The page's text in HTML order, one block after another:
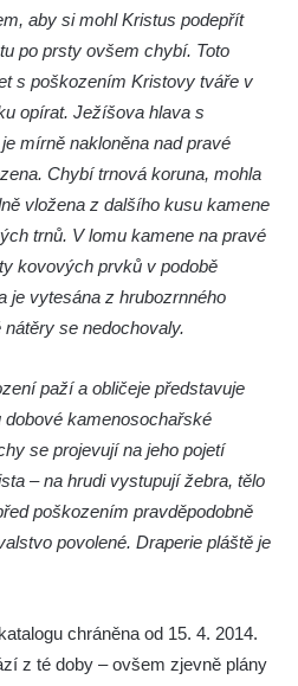
Hluboká
budově záložny
křížem u
v Českých
u
Senovážném
Senovážném
aby si mohl Kristus podepřít
po prsty ovšem chybí. Toto
s poškozením Kristovy tváře v
opírat. Ježíšova hlava s
mírně nakloněna nad pravé
Chybí trnová koruna, mohla
vložena z dalšího kusu kamene
trnů. V lomu kamene na pravé
kovových prvků v podobě
je vytesána z hrubozrnného
se nedochovaly.
paží a obličeje představuje
kamenosochařské
se projevují na jeho pojetí
– na hrudi vystupují žebra, tělo
poškozením pravděpodobně
povolené. Draperie pláště je
chráněna od 15. 4. 2014.
z té doby – ovšem zjevně plány